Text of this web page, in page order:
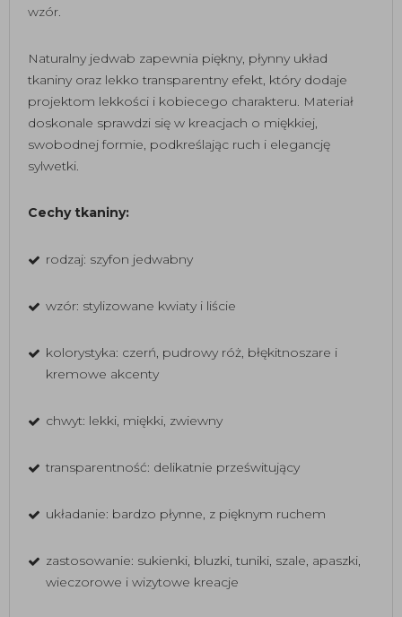
wzór.
Naturalny jedwab zapewnia piękny, płynny układ
tkaniny oraz lekko transparentny efekt, który dodaje
projektom lekkości i kobiecego charakteru. Materiał
doskonale sprawdzi się w kreacjach o miękkiej,
swobodnej formie, podkreślając ruch i elegancję
sylwetki.
Cechy tkaniny:
rodzaj: szyfon jedwabny
wzór: stylizowane kwiaty i liście
kolorystyka: czerń, pudrowy róż, błękitnoszare i
kremowe akcenty
chwyt: lekki, miękki, zwiewny
transparentność: delikatnie prześwitujący
układanie: bardzo płynne, z pięknym ruchem
zastosowanie: sukienki, bluzki, tuniki, szale, apaszki,
wieczorowe i wizytowe kreacje